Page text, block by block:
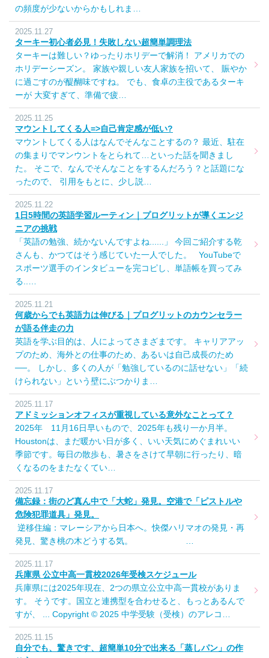
の頻度が少ないからかもしれま…
2025.11.27
ターキー初心者必見！失敗しない超簡単調理法
ターキーは難しい？ゆったりホリデーで解消！ アメリカでの
ホリデーシーズン。 家族や親しい友人家族を招いて、 賑やか
に過ごすのが醍醐味ですね。 でも、食卓の主役であるターキ
ーが 大変すぎて、準備で疲…
2025.11.25
マウントしてくる人=>自己肯定感が低い?
マウントしてくる人はなんでそんなことするの？ 最近、駐在
の集まりでマンウントをとられて…といった話を聞きまし
た。 そこで、なんでそんなことをするんだろう？と話題にな
ったので、 引用をもとに、少し説…
2025.11.22
1日5時間の英語学習ルーティン｜プログリットが導くエンジ
ニアの挑戦
「英語の勉強、続かないんですよね......」 今回ご紹介する乾
さんも、かつてはそう感じていた一人でした。 YouTubeで
スポーツ選手のインタビューを完コピし、単語帳を買ってみ
る..…
2025.11.21
何歳からでも英語力は伸びる｜プログリットのカウンセラー
が語る伴走の力
英語を学ぶ目的は、人によってさまざまです。 キャリアアッ
プのため、海外との仕事のため、あるいは自己成長のため
──。 しかし、多くの人が「勉強しているのに話せない」「続
けられない」という壁にぶつかりま…
2025.11.17
アドミッションオフィスが重視している意外なことって？
2025年 11月16日早いもので、2025年も残り一か月半。
Houstonは、まだ暖かい日が多く、いい天気にめぐまれいい
季節です。毎日の散歩も、暑さをさけて早朝に行ったり、暗
くなるのをまたなくてい…
2025.11.17
備忘録：街のど真ん中で「大蛇」発見。空港で「ピストルや
危険犯罪道具」発見。
逆移住編：マレーシアから日本へ。快傑ハリマオの発見・再
発見、驚き桃の木どうする気。 …
2025.11.17
兵庫県 公立中高一貫校2026年受検スケジュール
兵庫県には2025年現在、2つの県立公立中高一貫校がありま
す。 そうです。国立と連携型を合わせると、もっとあるんで
すが、 ... Copyright © 2025 中学受験（受検）のアレコ…
2025.11.15
自分でも、驚きです、超簡単10分で出来る「蒸しパン」の作